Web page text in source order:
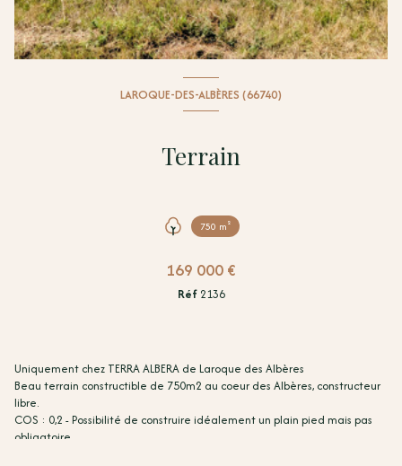
LAROQUE-DES-ALBÈRES (66740)
Terrain
750 m²
169 000 €
Réf 2136
Uniquement chez TERRA ALBERA de Laroque des Albères
Beau terrain constructible de 750m2 au coeur des Albères, constructeur
libre.
COS : 0,2 - Possibilité de construire idéalement un plain pied mais pas
obligatoire.